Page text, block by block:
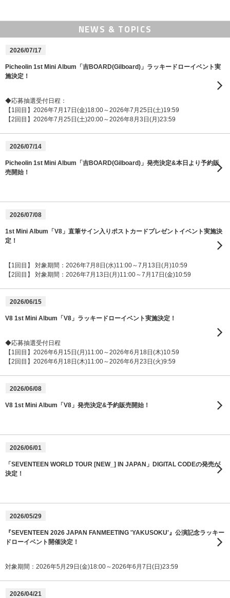
NEWS & TOPICS
2026/07/17
Picheolin 1st Mini Album「吉BOARD(Gilboard)」ラッキードローイベント実
施決定！
◆応募抽選受付日程：
【1回目】2026年7月17日(金)18:00～2026年7月25日(土)19:59
【2回目】2026年7月25日(土)20:00～2026年8月3日(月)23:59
2026/07/14
Picheolin 1st Mini Album「吉BOARD(Gilboard)」発売決定&本日より予約販
売開始！
2026/07/08
1st Mini Album「V8」直筆サイン入りポストカードプレゼントイベント実施決
定！
【1回目】 対象期間：2026年7月8日(水)11:00～7月13日(月)10:59
【2回目】 対象期間：2026年7月13日(月)11:00～7月17日(金)10:59
2026/06/15
V8 1st Mini Album「V8」ラッキードローイベント実施決定！
◆応募抽選受付日程
【1回目】2026年6月15日(月)11:00～2026年6月18日(木)10:59
【2回目】2026年6月18日(木)11:00～2026年6月23日(火)9:59
2026/06/08
V8 1st Mini Album「V8」発売決定&予約販売開始！
2026/06/01
「SEVENTEEN WORLD TOUR [NEW_] IN JAPAN」DIGITAL CODEの発売が
決定！
2026/05/29
『SEVENTEEN 2026 JAPAN FANMEETING 'YAKUSOKU'』公演記念ラッキー
ドローイベント開催決定！
対象期間：2026年5月29日(金)18:00～2026年6月7日(日)23:59
2026/04/21